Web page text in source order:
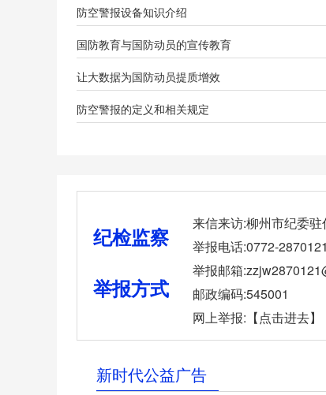
防空警报设备知识介绍
国防教育与国防动员的宣传教育
让大数据为国防动员提质增效
防空警报的定义和相关规定
纪检监察
举报方式
来信来访:柳州市纪委驻
举报电话:0772-2870121
举报邮箱
邮政编码:545001
网上举报: 【点击进去】
新时代公益广告